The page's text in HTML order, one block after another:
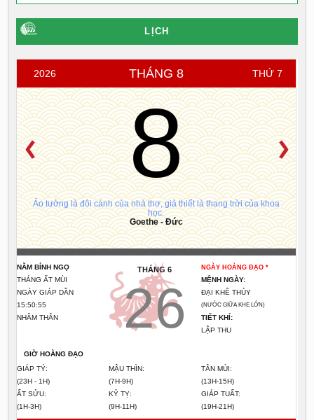
LỊCH
2026 THÁNG 8 THỨ 7
8
Ảo tưởng là đôi cánh của nhà thơ, giả thiết là thang trời của khoa
học.
Goethe - Đức
NĂM BÍNH NGỌ
THÁNG ẤT MÙI
NGÀY GIÁP DẦN
15:50:56
NHÂM THÂN
THÁNG 6
26
NGÀY HOÀNG ĐẠO *
MỆNH NGÀY:
ĐẠI KHÊ THỦY
(NƯỚC GIỮA KHE LỚN)
TIẾT KHÍ:
LẬP THU
GIỜ HOÀNG ĐẠO
GIÁP TÝ:
(23H - 1H)
ẤT SỬU:
(1H-3H)
MẬU THÌN:
(7H-9H)
KỶ TỴ:
(9H-11H)
TÂN MÙI:
(13H-15H)
GIÁP TUẤT:
(19H-21H)